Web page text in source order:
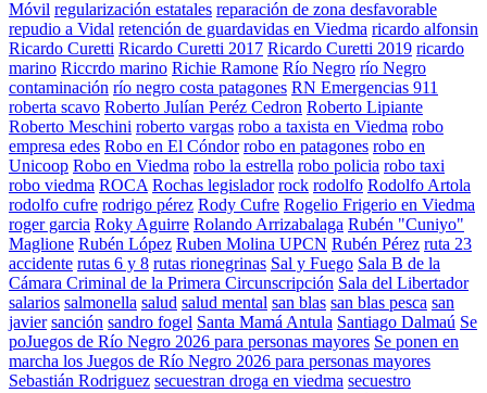
Móvil regularización estatales reparación de zona desfavorable
repudio a Vidal retención de guardavidas en Viedma ricardo alfonsin
Ricardo Curetti Ricardo Curetti 2017 Ricardo Curetti 2019 ricardo
marino Riccrdo marino Richie Ramone Río Negro río Negro
contaminación río negro costa patagones RN Emergencias 911
roberta scavo Roberto Julían Peréz Cedron Roberto Lipiante
Roberto Meschini roberto vargas robo a taxista en Viedma robo
empresa edes Robo en El Cóndor robo en patagones robo en
Unicoop Robo en Viedma robo la estrella robo policia robo taxi
robo viedma ROCA Rochas legislador rock rodolfo Rodolfo Artola
rodolfo cufre rodrigo pérez Rody Cufre Rogelio Frigerio en Viedma
roger garcia Roky Aguirre Rolando Arrizabalaga Rubén "Cuniyo"
Maglione Rubén López Ruben Molina UPCN Rubén Pérez ruta 23
accidente rutas 6 y 8 rutas rionegrinas Sal y Fuego Sala B de la
Cámara Criminal de la Primera Circunscripción Sala del Libertador
salarios salmonella salud salud mental san blas san blas pesca san
javier sanción sandro fogel Santa Mamá Antula Santiago Dalmaú Se
poJuegos de Río Negro 2026 para personas mayores Se ponen en
marcha los Juegos de Río Negro 2026 para personas mayores
Sebastián Rodriguez secuestran droga en viedma secuestro